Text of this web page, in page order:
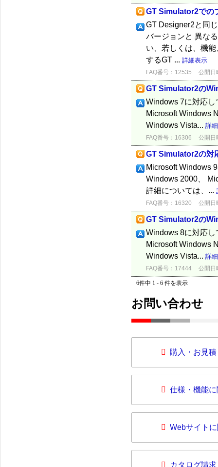
GT Simulator2での
GT Designer2と同
バージョンと 異な
い、若しくは、機
するGT ... 詳細表示
FAQ番号：12535 公開日
GT Simulator2の
Windows 7に対応し
Microsoft Windows
Windows Vista... 詳
FAQ番号：16306 公開日
GT Simulator2の対
Microsoft Windows
Windows 2000、
詳細については、...
FAQ番号：16320 公開日
GT Simulator2の
Windows 8に対応し
Microsoft Windows
Windows Vista... 詳
FAQ番号：17444 公開日
6件中 1 - 6 件を表示
お問い合わせ
購入・お見
仕様・機能
Webサイト
カタログ請求